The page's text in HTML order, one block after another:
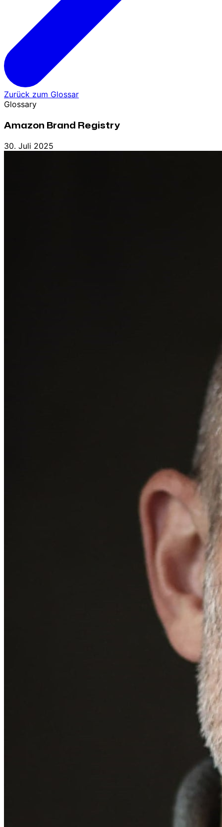
Zurück zum Glossar
Glossary
Amazon Brand Registry
30. Juli 2025